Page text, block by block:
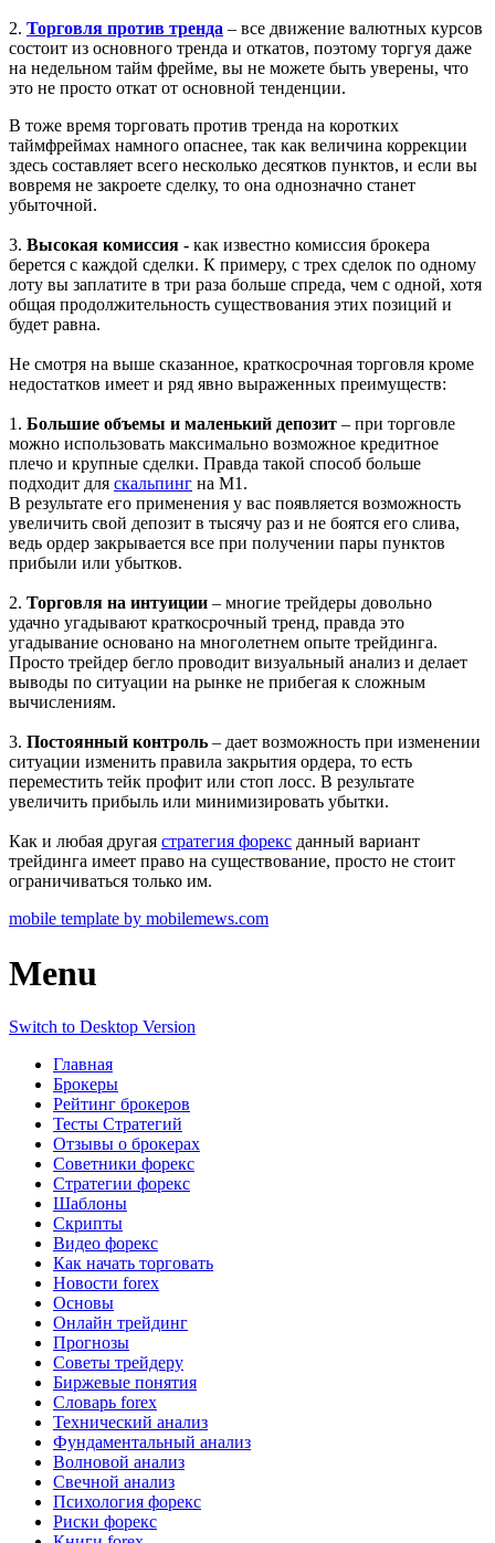
2. Торговля против тренда – все движение валютных курсов
состоит из основного тренда и откатов, поэтому торгуя даже
на недельном тайм фрейме, вы не можете быть уверены, что
это не просто откат от основной тенденции.
В тоже время торговать против тренда на коротких
таймфреймах намного опаснее, так как величина коррекции
здесь составляет всего несколько десятков пунктов, и если вы
вовремя не закроете сделку, то она однозначно станет
убыточной.
3. Высокая комиссия - как известно комиссия брокера
берется с каждой сделки. К примеру, с трех сделок по одному
лоту вы заплатите в три раза больше спреда, чем с одной, хотя
общая продолжительность существования этих позиций и
будет равна.
Не смотря на выше сказанное, краткосрочная торговля кроме
недостатков имеет и ряд явно выраженных преимуществ:
1. Большие объемы и маленький депозит – при торговле
можно использовать максимально возможное кредитное
плечо и крупные сделки. Правда такой способ больше
подходит для скальпинг на М1.
В результате его применения у вас появляется возможность
увеличить свой депозит в тысячу раз и не боятся его слива,
ведь ордер закрывается все при получении пары пунктов
прибыли или убытков.
2. Торговля на интуиции – многие трейдеры довольно
удачно угадывают краткосрочный тренд, правда это
угадывание основано на многолетнем опыте трейдинга.
Просто трейдер бегло проводит визуальный анализ и делает
выводы по ситуации на рынке не прибегая к сложным
вычислениям.
3. Постоянный контроль – дает возможность при изменении
ситуации изменить правила закрытия ордера, то есть
переместить тейк профит или стоп лосс. В результате
увеличить прибыль или минимизировать убытки.
Как и любая другая стратегия форекс данный вариант
трейдинга имеет право на существование, просто не стоит
ограничиваться только им.
mobile template by mobilemews.com
Menu
Switch to Desktop Version
Главная
Брокеры
Рейтинг брокеров
Тесты Стратегий
Отзывы о брокерах
Советники форекс
Стратегии форекс
Шаблоны
Скрипты
Видео форекс
Как начать торговать
Новости forex
Основы
Онлайн трейдинг
Прогнозы
Советы трейдеру
Биржевые понятия
Словарь forex
Технический анализ
Фундаментальный анализ
Волновой анализ
Свечной анализ
Психология форекс
Риски форекс